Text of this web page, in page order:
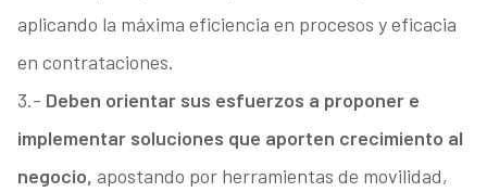
aplicando la máxima eficiencia en procesos y eficacia
en contrataciones.
3.- Deben orientar sus esfuerzos a proponer e
implementar soluciones que aporten crecimiento al
negocio, apostando por herramientas de movilidad,